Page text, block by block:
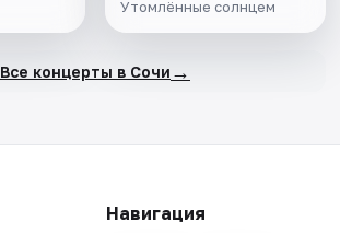
Утомлённые солнцем
Все концерты в Сочи →
Навигация